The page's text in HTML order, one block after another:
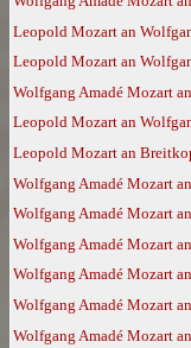
Leopold Mozart an
Leopold Mozart an
Wolfgang Amadé Mozart
Leopold Mozart an
Leopold Mozart an
Wolfgang Amadé Mozart
Wolfgang Amadé Mozart
Wolfgang Amadé Mozart
Wolfgang Amadé Mozart
Wolfgang Amadé Mozart
Wolfgang Amadé Mozart